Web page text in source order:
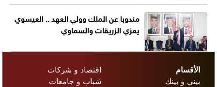
مندوبا عن الملك وولي العهد .. العيسوي
يعزي الزريقات والسماوي
الأقسام
بيني و بينك
اقتصاد و شركات
شباب و جامعات